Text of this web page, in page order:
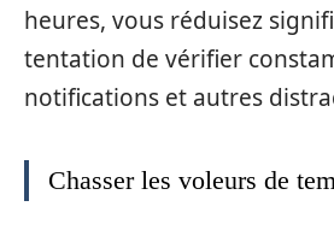
heures, vous réduisez
tentation de vérifier
notifications et autres
Chasser les voleurs de